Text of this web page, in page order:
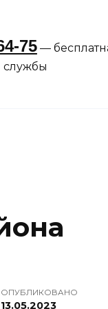
75—
ОПУБЛИКОВАНО
13.05.2023